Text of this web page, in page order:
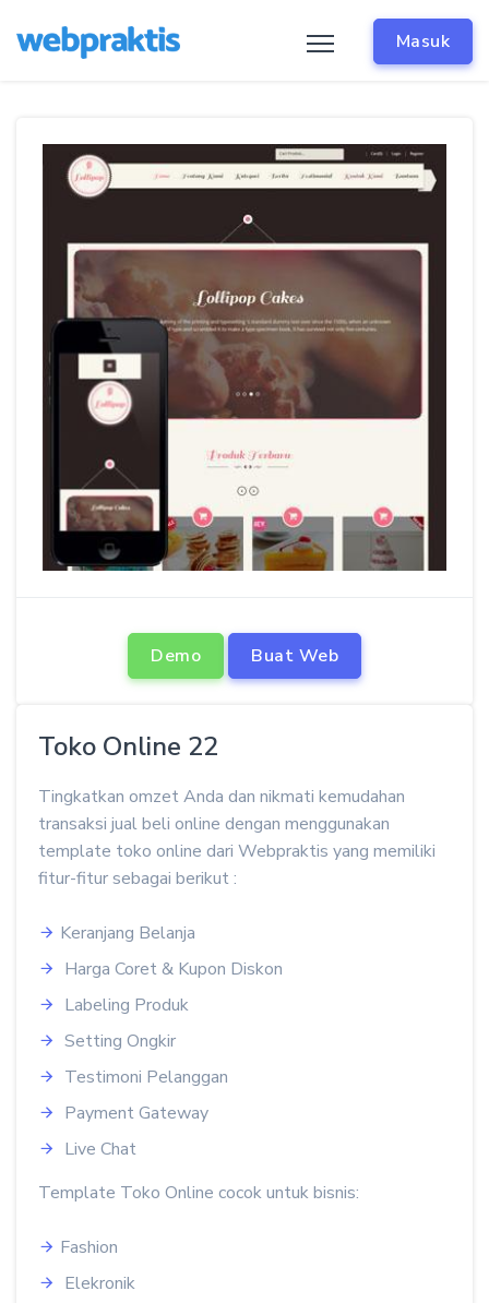
Masuk
Demo Buat Web
Toko Online 22
Tingkatkan omzet Anda dan nikmati kemudahan
transaksi jual beli online dengan menggunakan
template toko online dari Webpraktis yang memiliki
fitur-fitur sebagai berikut :
Keranjang Belanja
Harga Coret & Kupon Diskon
Labeling Produk
Setting Ongkir
Testimoni Pelanggan
Payment Gateway
Live Chat
Template Toko Online cocok untuk bisnis:
Fashion
Elekronik